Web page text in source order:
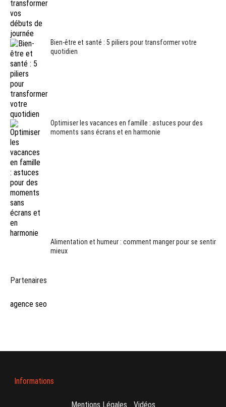
Bien-être et santé : 5 piliers pour transformer votre
quotidien
Optimiser les vacances en famille : astuces pour des
moments sans écrans et en harmonie
Alimentation et humeur : comment manger pour se sentir
mieux
Partenaires
agence seo
Informations
Mentions Légales Vidéos